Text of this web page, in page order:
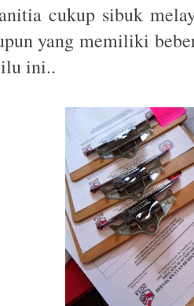
cukup sibuk
yang memiliki
ini..